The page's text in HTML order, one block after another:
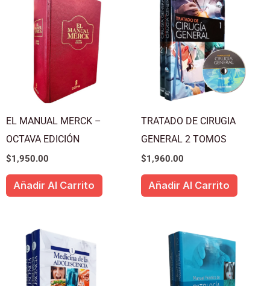
EL MANUAL MERCK –
OCTAVA EDICIÓN
$1,950.00
Añadir Al Carrito
TRATADO DE CIRUGIA
GENERAL 2 TOMOS
$1,960.00
Añadir Al Carrito